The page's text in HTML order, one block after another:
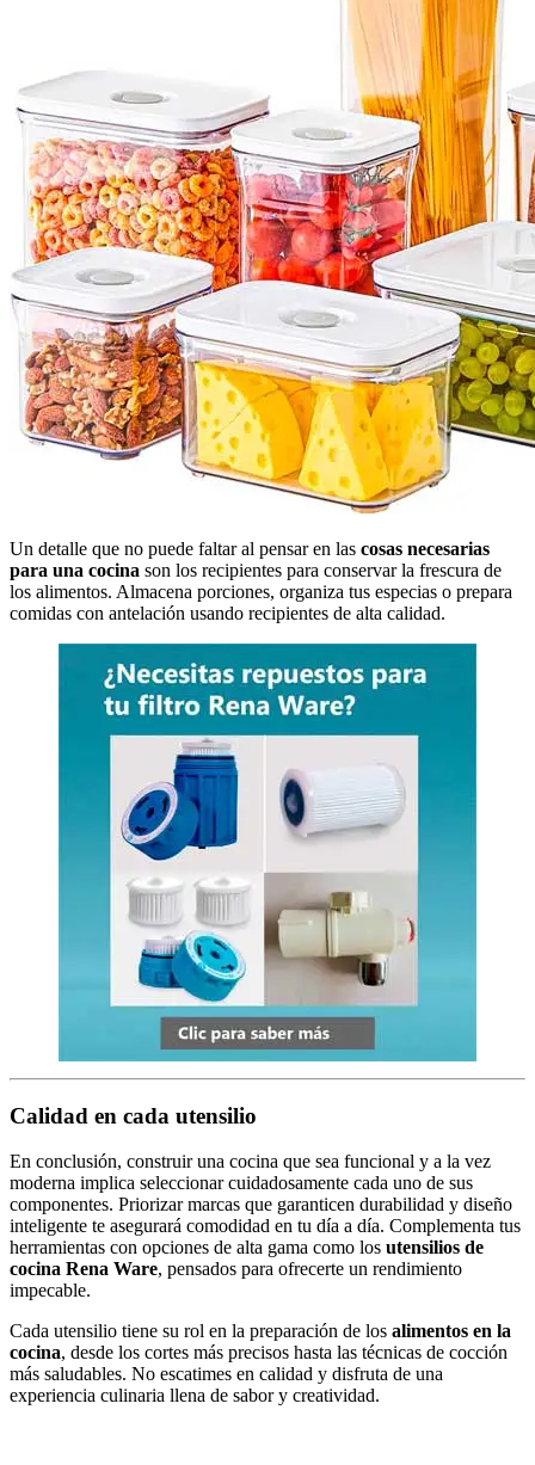
Un detalle que no puede faltar al pensar en las cosas necesarias
para una cocina son los recipientes para conservar la frescura de
los alimentos. Almacena porciones, organiza tus especias o prepara
comidas con antelación usando recipientes de alta calidad.
Calidad en cada utensilio
En conclusión, construir una cocina que sea funcional y a la vez
moderna implica seleccionar cuidadosamente cada uno de sus
componentes. Priorizar marcas que garanticen durabilidad y diseño
inteligente te asegurará comodidad en tu día a día. Complementa tus
herramientas con opciones de alta gama como los utensilios de
cocina Rena Ware, pensados para ofrecerte un rendimiento
impecable.
Cada utensilio tiene su rol en la preparación de los alimentos en la
cocina, desde los cortes más precisos hasta las técnicas de cocción
más saludables. No escatimes en calidad y disfruta de una
experiencia culinaria llena de sabor y creatividad.